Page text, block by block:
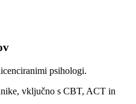
psihologi.
vključno s CBT, ACT in